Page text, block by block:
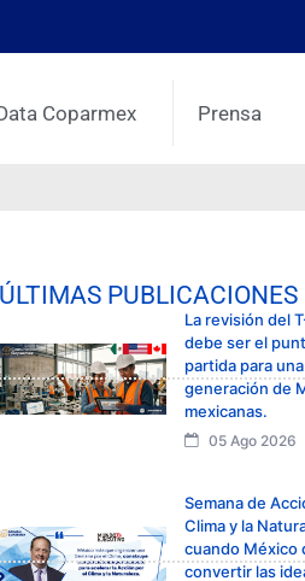
Coparmex Prensa
ÚLTIMAS PUBLICACIONES
La revisión del
debe ser el
partida para
generación de
mexicanas.
05 Ago 2026
Semana de
Clima y la
cuando México
convertir las